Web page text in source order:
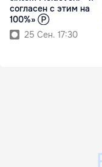
согласен с этим на
100%» Ⓟ
25 Сен. 17:30